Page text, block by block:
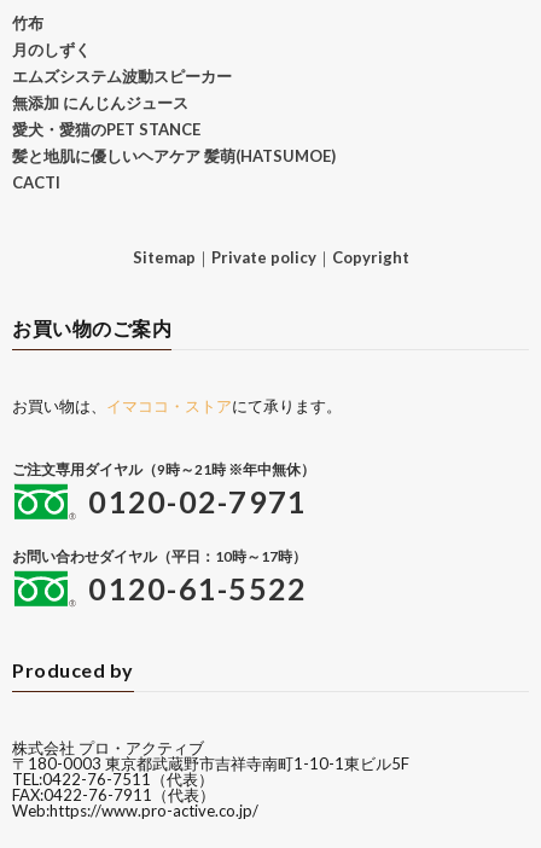
竹布
月のしずく
エムズシステム波動スピーカー
無添加 にんじんジュース
愛犬・愛猫のPET STANCE
髪と地肌に優しいヘアケア 髪萌(HATSUMOE)
CACTI
Sitemap ｜ Private policy｜ Copyright
お買い物のご案内
お買い物は、 イマココ・ストアにて承ります。
ご注文専用ダイヤル（9時～21時 ※年中無休）
0120-02-7971
お問い合わせダイヤル（平日：10時～17時）
0120-61-5522
Produced by
株式会社 プロ・アクティブ
〒180-0003 東京都武蔵野市吉祥寺南町1-10-1東ビル5F
TEL:0422-76-7511（代表）
FAX:0422-76-7911（代表）
Web:https://www.pro-active.co.jp/